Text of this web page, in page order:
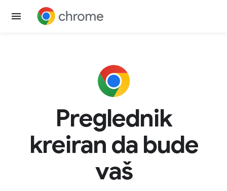
Preglednik
kreiran da bude
vaš